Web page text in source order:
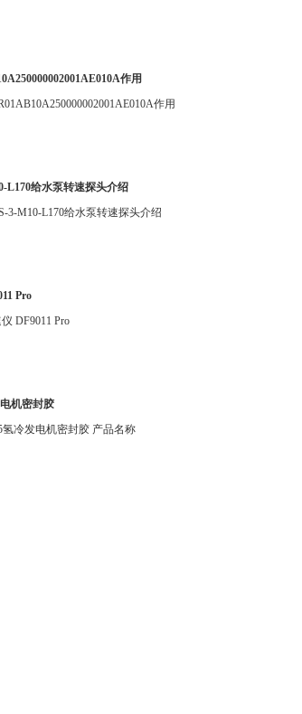
作用
作用
L170给水泵转速探头介绍
3-M10-L170给水泵转速探头介绍
Pro
DF9011 Pro
机密封胶
冷发电机密封胶 产品名称